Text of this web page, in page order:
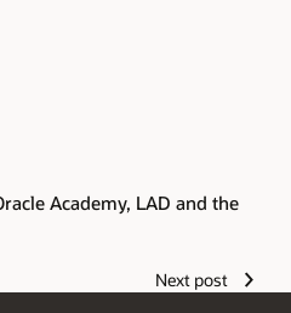
Academy, LAD and the
Next post